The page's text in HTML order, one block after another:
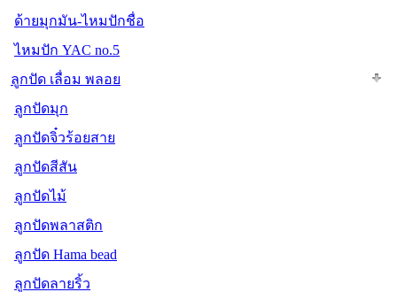
ด้ายมุกมัน-ไหมปักชื่อ
ไหมปัก YAC no.5
ลูกปัด เลื่อม พลอย
ลูกปัดมุก
ลูกปัดจิ๋วร้อยสาย
ลูกปัดสีสัน
ลูกปัดไม้
ลูกปัดพลาสติก
ลูกปัด Hama bead
ลูกปัดลายริ้ว